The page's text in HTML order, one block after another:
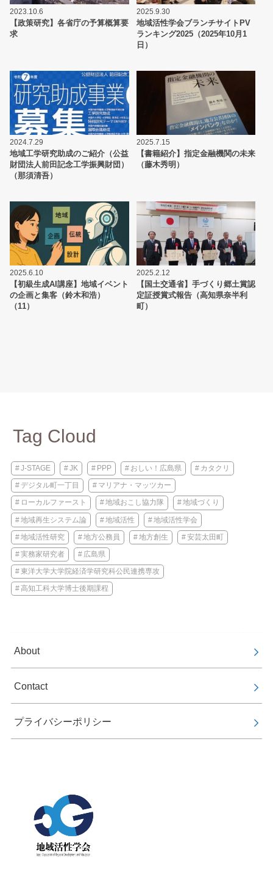
2023.10.6
【政策研究】各省庁の予算概算要
求
2025.9.30
地域活性学会ブランチサイトPV
ランキング2025（2025年10月1
日）
2024.7.29
地域工学研究助成のご紹介（公益
財団法人前田記念工学振興財団）
（那須清吾）
2025.7.15
【書籍紹介】指定金融機関の未来
（藤木秀明）
2025.6.10
【初級生成AI講座】地域イベント
の企画と集客（鈴木和浩）
（11）
2025.2.12
【国土交通省】手づくり郷土賞認
定証授賞式報告（高知県奈半利
町）
Tag Cloud
J-STAGE JK PPP おしい！広島県 カタクリ
デジタル町一丁目 マリアナ・マッツカー
ローカルファースト 地域おこし協力隊 地域づくり
地域再生システム論 地域活性 地域活性学会
地域活性研究 地方公務員 地方創生 安芸太田町
実務家研究者 広島県
東洋大学大学院経済学研究科公民連携専攻
高知工科大学博士後期課程
About
Contact
プライバシーポリシー